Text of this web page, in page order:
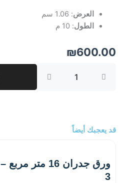
العرض: 1.06 سم
الطول: 10 م
₪600.00
–
‎4707-
5
قد يعجبك أيضاً
3